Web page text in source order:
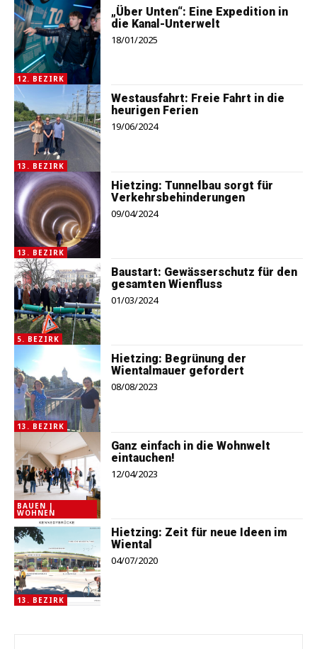
12. BEZIRK
„Über Unten“: Eine Expedition in
die Kanal-Unterwelt
18/01/2025
13. BEZIRK
Westausfahrt: Freie Fahrt in die
heurigen Ferien
19/06/2024
13. BEZIRK
Hietzing: Tunnelbau sorgt für
Verkehrsbehinderungen
09/04/2024
5. BEZIRK
Baustart: Gewässerschutz für den
gesamten Wienfluss
01/03/2024
13. BEZIRK
Hietzing: Begrünung der
Wientalmauer gefordert
08/08/2023
BAUEN |
WOHNEN
Ganz einfach in die Wohnwelt
eintauchen!
12/04/2023
13. BEZIRK
Hietzing: Zeit für neue Ideen im
Wiental
04/07/2020